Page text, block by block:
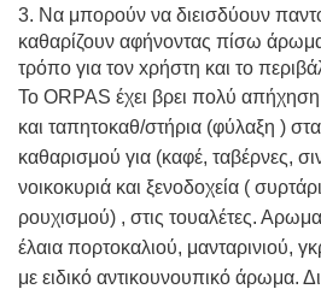
3. Να μπορούν να διεισδύουν
καθαρίζουν αφήνοντας πίσω
τρόπο για τον xρήστη και το
Το ORPAS έχει βρει πολύ
και ταπητοκαθ/στήρια (φύλαξη )
καθαρισμού για (καφέ, ταβέρνες,
νοικοκυριά και ξενοδοχεία (
ρουχισμού) , στις τουαλέτες.
έλαια πορτοκαλιού, μανταρινιού,
με ειδικό αντικουνουπικό άρωμα.